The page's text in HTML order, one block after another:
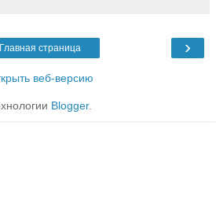
›
Главная страница
веб-версию
Blogger.